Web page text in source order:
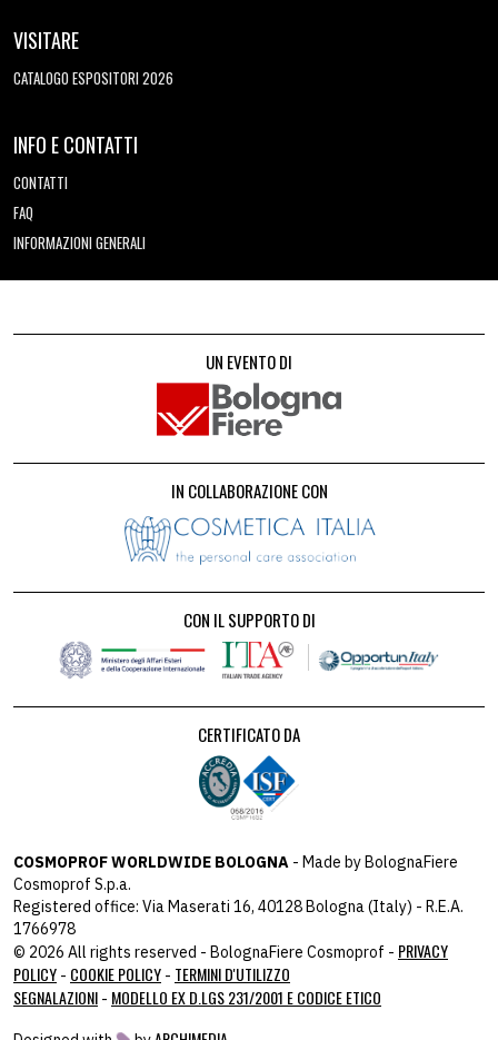
VISITARE
CATALOGO ESPOSITORI 2026
INFO E CONTATTI
CONTATTI
FAQ
INFORMAZIONI GENERALI
UN EVENTO DI
IN COLLABORAZIONE CON
CON IL SUPPORTO DI
CERTIFICATO DA
COSMOPROF WORLDWIDE BOLOGNA - Made by BolognaFiere
Cosmoprof S.p.a.
Registered office: Via Maserati 16, 40128 Bologna (Italy) - R.E.A.
1766978
© 2026 All rights reserved - BolognaFiere Cosmoprof - PRIVACY
POLICY - COOKIE POLICY - TERMINI D'UTILIZZO
SEGNALAZIONI - MODELLO EX D.LGS 231/2001 E CODICE ETICO